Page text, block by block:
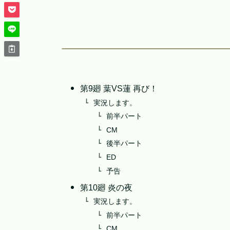
第9廻 葉VS蓮 再び！
実況します。
前半パート
CM
後半パート
ED
予告
第10廻 炎の夜
実況します。
前半パート